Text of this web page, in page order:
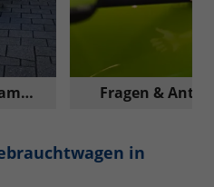
Fragen &
in